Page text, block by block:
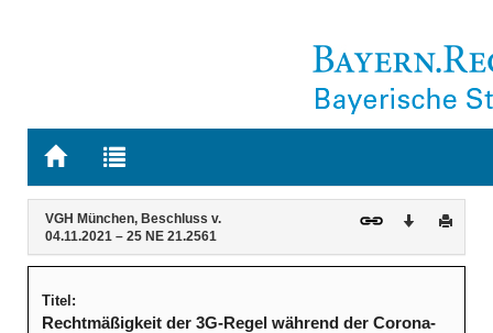
Zur
von
BAYERN.RECHT
Zur
der
letzten
Suche
Navigation
Inhalt
VGH München, Beschluss v.
04.11.2021 – 25 NE 21.2561
Download
Titel:
Rechtmäßigkeit der 3G-Regel während der Corona-